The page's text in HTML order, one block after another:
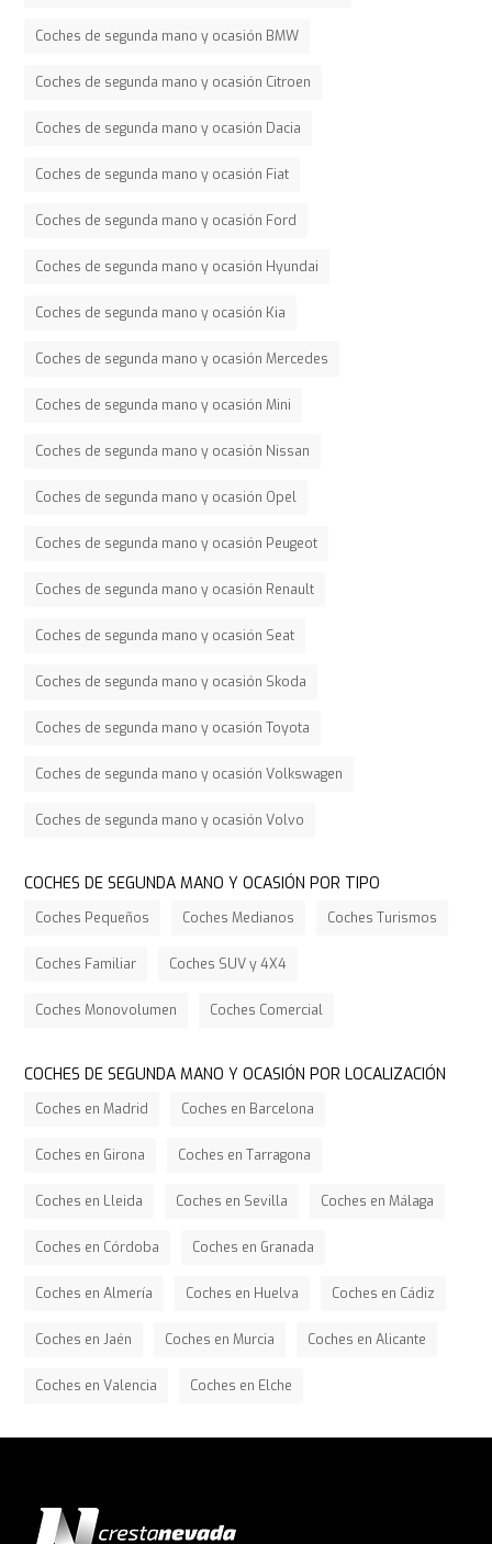
Coches de segunda mano y ocasión BMW
Coches de segunda mano y ocasión Citroen
Coches de segunda mano y ocasión Dacia
Coches de segunda mano y ocasión Fiat
Coches de segunda mano y ocasión Ford
Coches de segunda mano y ocasión Hyundai
Coches de segunda mano y ocasión Kia
Coches de segunda mano y ocasión Mercedes
Coches de segunda mano y ocasión Mini
Coches de segunda mano y ocasión Nissan
Coches de segunda mano y ocasión Opel
Coches de segunda mano y ocasión Peugeot
Coches de segunda mano y ocasión Renault
Coches de segunda mano y ocasión Seat
Coches de segunda mano y ocasión Skoda
Coches de segunda mano y ocasión Toyota
Coches de segunda mano y ocasión Volkswagen
Coches de segunda mano y ocasión Volvo
COCHES DE SEGUNDA MANO Y OCASIÓN POR TIPO
Coches Pequeños Coches Medianos Coches Turismos
Coches Familiar Coches SUV y 4X4
Coches Monovolumen Coches Comercial
COCHES DE SEGUNDA MANO Y OCASIÓN POR LOCALIZACIÓN
Coches en Madrid Coches en Barcelona
Coches en Girona Coches en Tarragona
Coches en Lleida Coches en Sevilla Coches en Málaga
Coches en Córdoba Coches en Granada
Coches en Almería Coches en Huelva Coches en Cádiz
Coches en Jaén Coches en Murcia Coches en Alicante
Coches en Valencia Coches en Elche